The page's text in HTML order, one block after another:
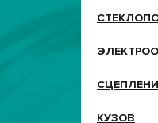
КУЗОВ